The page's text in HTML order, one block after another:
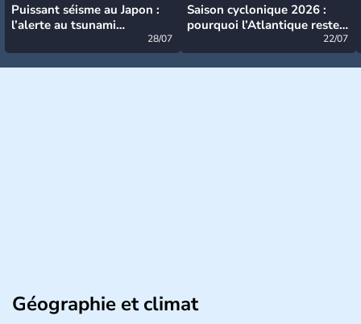
Puissant séisme au Japon :
l’alerte au tsunami
28/07
Saison cyclonique 2026 :
pourquoi l’Atlantique reste
22/07
Géographie et climat